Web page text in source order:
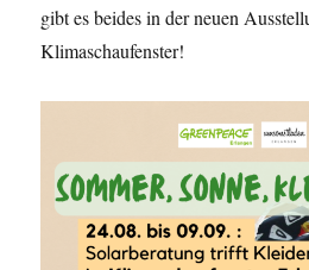
gibt es beides in der neuen
Klimaschaufenster!